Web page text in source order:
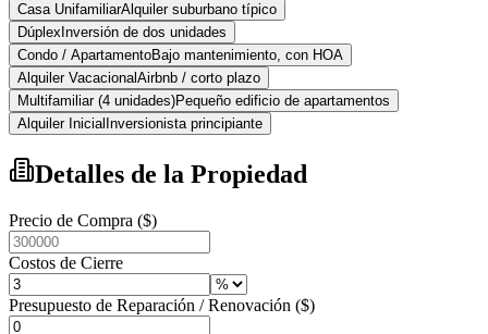
Casa UnifamiliarAlquiler suburbano típico
Dúplex Inversión de dos unidades
Condo / ApartamentoBajo mantenimiento, con HOA
Alquiler VacacionalAirbnb / corto plazo
Multifamiliar (4 unidades)Pequeño edificio de apartamentos
Alquiler Inicial Inversionista principiante
Detalles de la Propiedad
Precio de Compra ($)
Costos de Cierre
Presupuesto de Reparación / Renovación ($)